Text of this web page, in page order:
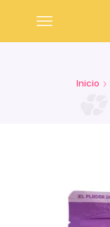
Inicio